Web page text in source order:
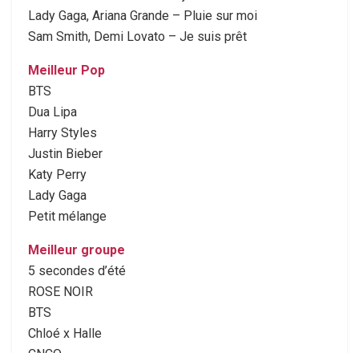
Lady Gaga, Ariana Grande – Pluie sur moi
Sam Smith, Demi Lovato – Je suis prêt
Meilleur Pop
BTS
Dua Lipa
Harry Styles
Justin Bieber
Katy Perry
Lady Gaga
Petit mélange
Meilleur groupe
5 secondes d’été
ROSE NOIR
BTS
Chloé x Halle